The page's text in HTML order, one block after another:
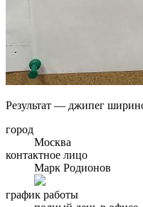
Результат — джипег
город
Москва
контактное лицо
Марк Родионов
график работы